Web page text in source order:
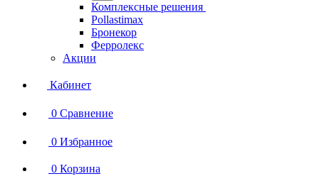
Комплексные решения
Pollastimax
Бронекор
Ферролекс
Акции
Кабинет
0 Сравнение
0 Избранное
0 Корзина